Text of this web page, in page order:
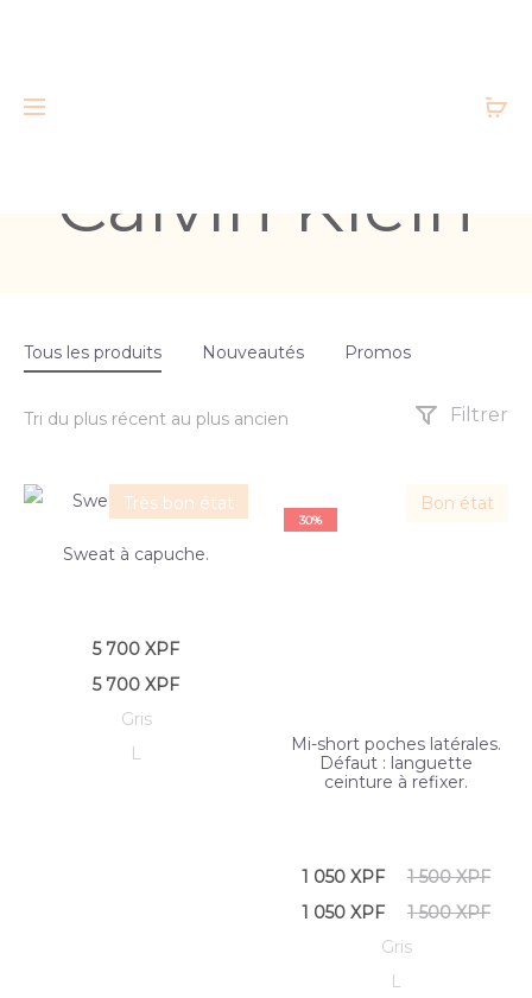
Calvin Klein
Tous les produits Nouveautés Promos
Filtrer
Très bon état
Sweat à capuche.
5 700 XPF
5 700 XPF
Gris
L
Bon état
30%
Mi-short poches latérales.
Défaut : languette
ceinture à refixer.
1 500XPF
1 050 XPF
1 500XPF
1 050 XPF
Gris
L